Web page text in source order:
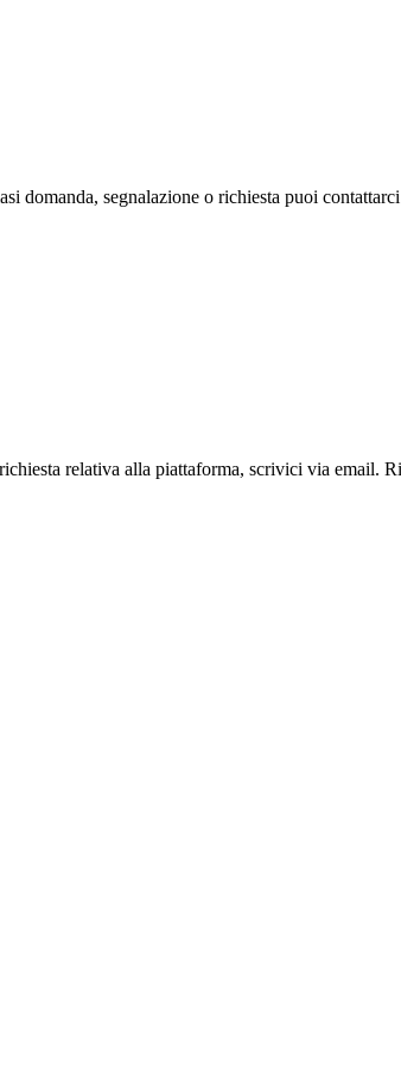
domanda, segnalazione o richiesta puoi
relativa alla piattaforma, scrivici via email.